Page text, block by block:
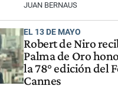
JUAN BERNAUS
EL 13 DE MAYO
Robert de Niro
Palma de Oro
la 78° edición del
Cannes